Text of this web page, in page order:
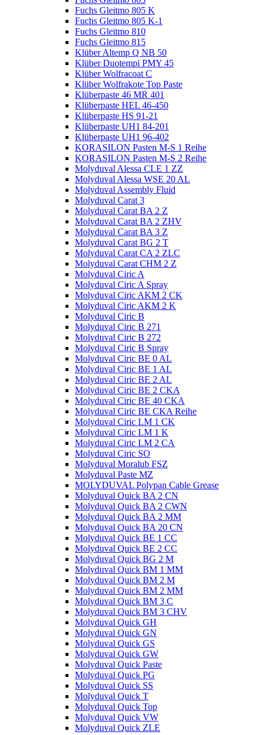
Fuchs Gleitmo 805 K
Fuchs Gleitmo 805 K-1
Fuchs Gleitmo 810
Fuchs Gleitmo 815
Klüber Altemp Q NB 50
Klüber Duotempi PMY 45
Klüber Wolfracoat C
Klüber Wolfrakote Top Paste
Klüberpaste 46 MR 401
Klüberpaste HEL 46-450
Klüberpaste HS 91-21
Klüberpaste UH1 84-201
Klüberpaste UH1 96-402
KORASILON Pasten M-S 1 Reihe
KORASILON Pasten M-S 2 Reihe
Molyduval Alessa CLE 1 ZZ
Molyduval Alessa WSE 20 AL
Molyduval Assembly Fluid
Molyduval Carat 3
Molyduval Carat BA 2 Z
Molyduval Carat BA 2 ZHV
Molyduval Carat BA 3 Z
Molyduval Carat BG 2 T
Molyduval Carat CA 2 ZLC
Molyduval Carat CHM 2 Z
Molyduval Ciric A
Molyduval Ciric A Spray
Molyduval Ciric AKM 2 CK
Molyduval Ciric AKM 2 K
Molyduval Ciric B
Molyduval Ciric B 271
Molyduval Ciric B 272
Molyduval Ciric B Spray
Molyduval Ciric BE 0 AL
Molyduval Ciric BE 1 AL
Molyduval Ciric BE 2 AL
Molyduval Ciric BE 2 CKA
Molyduval Ciric BE 40 CKA
Molyduval Ciric BE CKA Reihe
Molyduval Ciric LM 1 CK
Molyduval Ciric LM 1 K
Molyduval Ciric LM 2 CA
Molyduval Ciric SO
Molyduval Moralub FSZ
Molyduval Paste MZ
MOLYDUVAL Polypan Cable Grease
Molyduval Quick BA 2 CN
Molyduval Quick BA 2 CWN
Molyduval Quick BA 2 MM
Molyduval Quick BA 20 CN
Molyduval Quick BE 1 CC
Molyduval Quick BE 2 CC
Molyduval Quick BG 2 M
Molyduval Quick BM 1 MM
Molyduval Quick BM 2 M
Molyduval Quick BM 2 MM
Molyduval Quick BM 3 C
Molyduval Quick BM 3 CHV
Molyduval Quick GH
Molyduval Quick GN
Molyduval Quick GS
Molyduval Quick GW
Molyduval Quick Paste
Molyduval Quick PG
Molyduval Quick SS
Molyduval Quick T
Molyduval Quick Top
Molyduval Quick VW
Molyduval Quick ZLE